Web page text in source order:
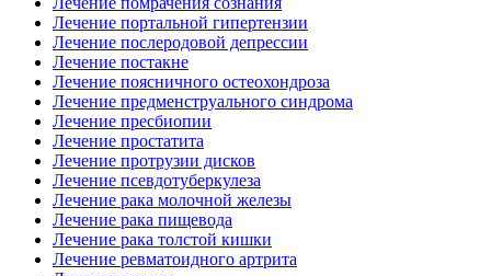
Лечение портальной гипертензии
Лечение послеродовой депрессии
Лечение постакне
Лечение поясничного остеохондроза
Лечение предменструального синдрома
Лечение пресбиопии
Лечение простатита
Лечение протрузии дисков
Лечение псевдотуберкулеза
Лечение рака молочной железы
Лечение рака пищевода
Лечение рака толстой кишки
Лечение ревматоидного артрита